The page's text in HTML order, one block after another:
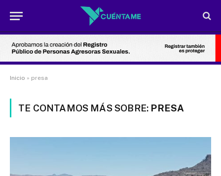
Inicio » presa
TE CONTAMOS MÁS SOBRE: PRESA